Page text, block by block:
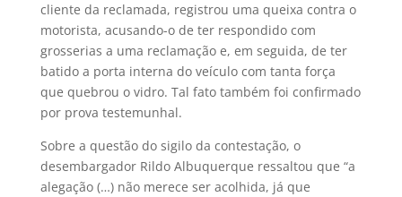
cliente da reclamada, registrou uma queixa contra o
motorista, acusando-o de ter respondido com
grosserias a uma reclamação e, em seguida, de ter
batido a porta interna do veículo com tanta força
que quebrou o vidro. Tal fato também foi confirmado
por prova testemunhal.
Sobre a questão do sigilo da contestação, o
desembargador Rildo Albuquerque ressaltou que “a
alegação (…) não merece ser acolhida, já que